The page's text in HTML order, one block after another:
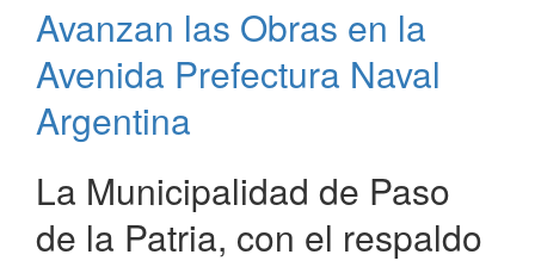
Avanzan las Obras en la
Avenida Prefectura Naval
Argentina
La Municipalidad de Paso
de la Patria, con el respaldo